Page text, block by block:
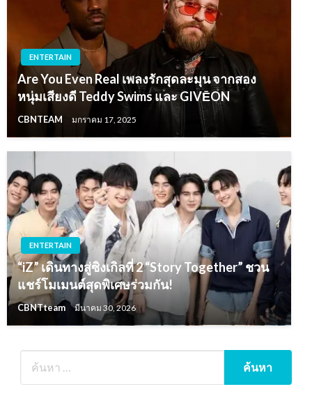
ENTERTAIN
Are You Even Real เพลงรักสุดละมุน จากสอง
หนุ่มเสียงดี Teddy Swims และ GIVĒON
CBNTEAM มกราคม 17, 2025
ENTERTAIN
“iZ” เดินทางสู่ซิงเกิลที่ 2 “Story Together” ชวน
แชร์โมเมนต์สุดพิเศษร่วมกัน!
CBNTteam มีนาคม 30, 2026